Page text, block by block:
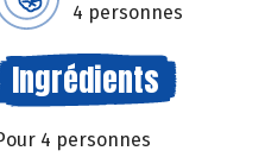
4 personnes
Ingrédients
4 personnes